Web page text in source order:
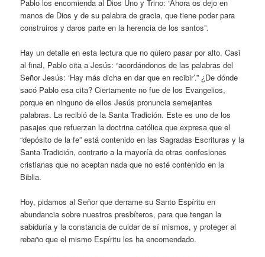
Pablo los encomienda al Dios Uno y Trino: “Ahora os dejo en
manos de Dios y de su palabra de gracia, que tiene poder para
construiros y daros parte en la herencia de los santos”.
Hay un detalle en esta lectura que no quiero pasar por alto. Casi
al final, Pablo cita a Jesús: “acordándonos de las palabras del
Señor Jesús: ‘Hay más dicha en dar que en recibir’.” ¿De dónde
sacó Pablo esa cita? Ciertamente no fue de los Evangelios,
porque en ninguno de ellos Jesús pronuncia semejantes
palabras. La recibió de la Santa Tradición. Este es uno de los
pasajes que refuerzan la doctrina católica que expresa que el
“depósito de la fe” está contenido en las Sagradas Escrituras y la
Santa Tradición, contrario a la mayoría de otras confesiones
cristianas que no aceptan nada que no esté contenido en la
Biblia.
Hoy, pidamos al Señor que derrame su Santo Espíritu en
abundancia sobre nuestros presbíteros, para que tengan la
sabiduría y la constancia de cuidar de sí mismos, y proteger al
rebaño que el mismo Espíritu les ha encomendado.